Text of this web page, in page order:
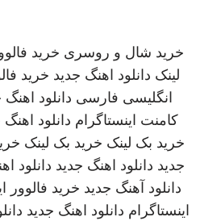
خرید شال و روسری خرید
لینک دانلود اهنگ جدید خرید
انگلیسی فارسی دانلود اهنگ
کامنت اینستاگرام دانلود
خرید بک لینک خرید بک لینک
جدید دانلود اهنگ جدید دانلود
دانلود آهنگ جدید خرید فالوور
اینستاگرام دانلود اهنگ جدید